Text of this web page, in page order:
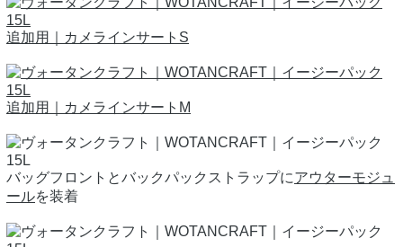
追加用｜カメラインサートS
追加用｜カメラインサートM
バッグフロントとバックパックストラップにアウターモジュ
ールを装着